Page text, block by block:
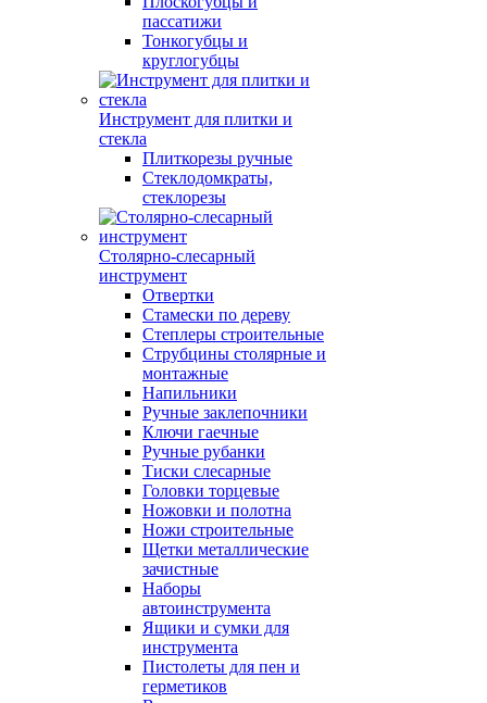
пассатижи
Тонкогубцы и
круглогубцы
Инструмент для плитки и
стекла
Плиткорезы ручные
Стеклодомкраты,
стеклорезы
Столярно-слесарный
инструмент
Отвертки
Стамески по дереву
Степлеры строительные
Струбцины столярные и
монтажные
Напильники
Ручные заклепочники
Ключи гаечные
Ручные рубанки
Тиски слесарные
Головки торцевые
Ножовки и полотна
Ножи строительные
Щетки металлические
зачистные
Наборы
автоинструмента
Ящики и сумки для
инструмента
Пистолеты для пен и
герметиков